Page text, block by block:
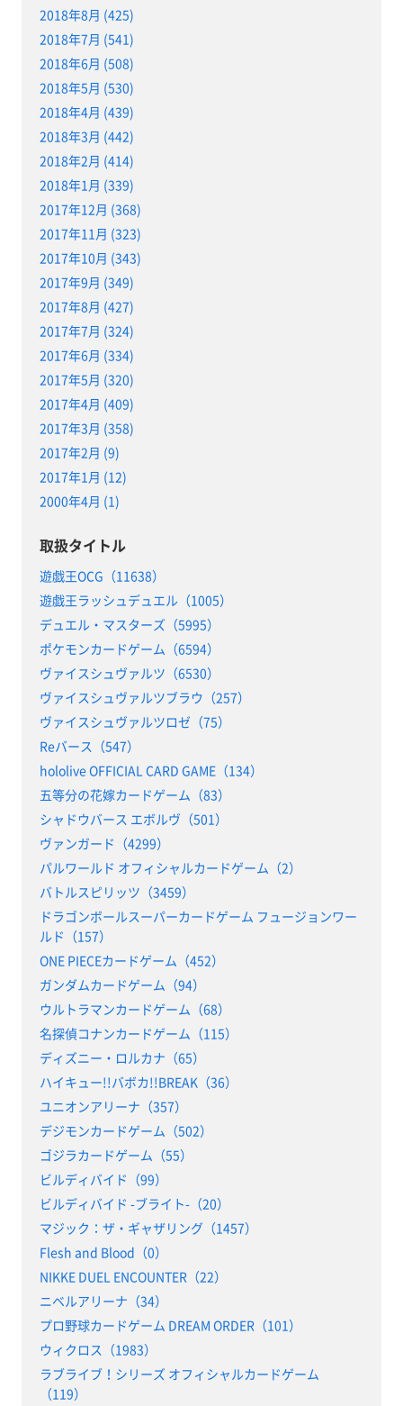
2018年8月 (425)
2018年7月 (541)
2018年6月 (508)
2018年5月 (530)
2018年4月 (439)
2018年3月 (442)
2018年2月 (414)
2018年1月 (339)
2017年12月 (368)
2017年11月 (323)
2017年10月 (343)
2017年9月 (349)
2017年8月 (427)
2017年7月 (324)
2017年6月 (334)
2017年5月 (320)
2017年4月 (409)
2017年3月 (358)
2017年2月 (9)
2017年1月 (12)
2000年4月 (1)
取扱タイトル
遊戯王OCG（11638）
遊戯王ラッシュデュエル（1005）
デュエル・マスターズ（5995）
ポケモンカードゲーム（6594）
ヴァイスシュヴァルツ（6530）
ヴァイスシュヴァルツブラウ（257）
ヴァイスシュヴァルツロゼ（75）
Reバース（547）
hololive OFFICIAL CARD GAME（134）
五等分の花嫁カードゲーム（83）
シャドウバース エボルヴ（501）
ヴァンガード（4299）
パルワールド オフィシャルカードゲーム（2）
バトルスピリッツ（3459）
ドラゴンボールスーパーカードゲーム フュージョンワー
ルド（157）
ONE PIECEカードゲーム（452）
ガンダムカードゲーム（94）
ウルトラマンカードゲーム（68）
名探偵コナンカードゲーム（115）
ディズニー・ロルカナ（65）
ハイキュー!!バボカ!!BREAK（36）
ユニオンアリーナ（357）
デジモンカードゲーム（502）
ゴジラカードゲーム（55）
ビルディバイド（99）
ビルディバイド -ブライト-（20）
マジック：ザ・ギャザリング（1457）
Flesh and Blood（0）
NIKKE DUEL ENCOUNTER（22）
ニベルアリーナ（34）
プロ野球カードゲーム DREAM ORDER（101）
ウィクロス（1983）
ラブライブ！シリーズ オフィシャルカードゲーム
（119）